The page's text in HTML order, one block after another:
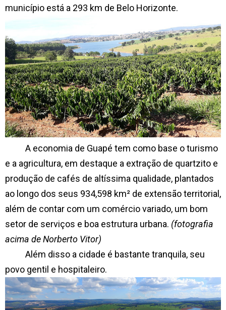
município está a 293 km de Belo Horizonte.
A economia de Guapé tem como base o turismo
e a agricultura, em destaque a extração de quartzito e
produção de cafés de altíssima qualidade, plantados
ao longo dos seus 934,598 km² de extensão territorial,
além de contar com um comércio variado, um bom
setor de serviços e boa estrutura urbana. (fotografia
acima de Norberto Vitor)
Além disso a cidade é bastante tranquila, seu
povo gentil e hospitaleiro.